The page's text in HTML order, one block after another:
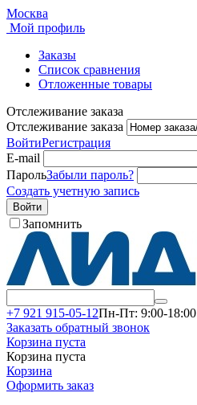
Москва
Мой профиль
Заказы
Список сравнения
Отложенные товары
Отслеживание заказа
Отслеживание заказа
ВойтиРегистрация
E-mail
ПарольЗабыли пароль?
Создать учетную запись
Войти
Запомнить
+7 921 915-05-12Пн-Пт: 9:00-18:00
Заказать обратный звонок
Корзина пуста
Корзина пуста
Корзина
Оформить заказ